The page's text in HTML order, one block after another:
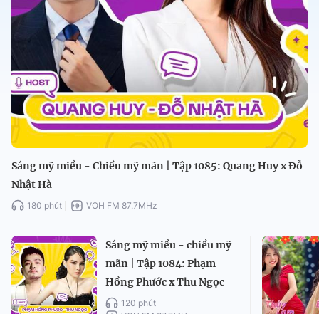
Sáng mỹ miều - Chiều mỹ mãn | Tập 1085: Quang Huy x Đỗ
Nhật Hà
180 phút VOH FM 87.7MHz
Sáng mỹ miều - chiều mỹ
mãn | Tập 1084: Phạm
Hồng Phước x Thu Ngọc
120 phút